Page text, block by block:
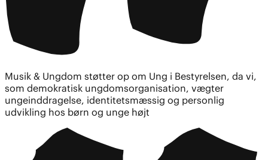
Musik & Ungdom støtter op om Ung i Bestyrelsen, da vi,
som demokratisk ungdomsorganisation, vægter
ungeinddragelse, identitetsmæssig og personlig
udvikling hos børn og unge højt